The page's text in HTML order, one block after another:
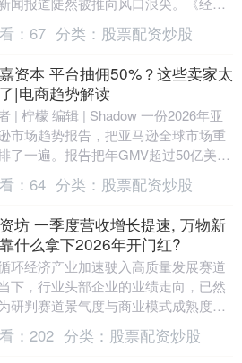
考报》报道称，包括好奇、碧芭宝贝、
： 67 分类： 股票配资炒股
资本 平台抽佣50%？这些卖家太
|电商趋势解读
| 柠檬 编辑 | Shadow 一份2026年亚
市场趋势报告，把亚马逊全球市场重
了一遍。报告把年GMV超过50亿美
、活跃卖家超过1万的站点列为....
： 64 分类： 股票配资炒股
坊 一季度营收增长提速, 万物新
什么拿下2026年开门红?
环经济产业加速驶入高质量发展赛道
下，行业头部企业的业绩走向，已然
研判赛道景气度与商业模式成熟度的
心风向标。2026年第一季度，国内领先
手消费电....
： 202 分类： 股票配资炒股